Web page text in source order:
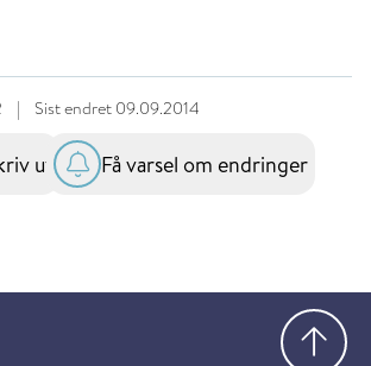
| Sist endret 09.09.2014
ut Få varsel om endringer